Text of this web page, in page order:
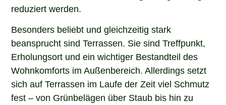
reduziert werden.
Besonders beliebt und gleichzeitig stark
beansprucht sind Terrassen. Sie sind Treffpunkt,
Erholungsort und ein wichtiger Bestandteil des
Wohnkomforts im Außenbereich. Allerdings setzt
sich auf Terrassen im Laufe der Zeit viel Schmutz
fest – von Grünbelägen über Staub bis hin zu